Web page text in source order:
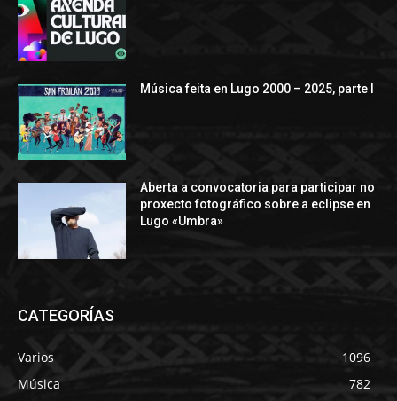
Música feita en Lugo 2000 – 2025, parte I
Aberta a convocatoria para participar no
proxecto fotográfico sobre a eclipse en
Lugo «Umbra»
CATEGORÍAS
Varios
1096
Música
782